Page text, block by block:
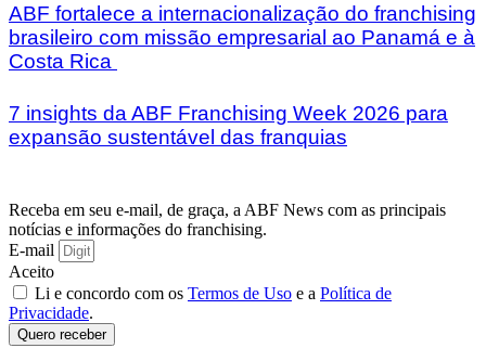
ABF fortalece a internacionalização do franchising
brasileiro com missão empresarial ao Panamá e à
Costa Rica
7 insights da ABF Franchising Week 2026 para
expansão sustentável das franquias
Receba em seu e-mail, de graça, a ABF News com as principais
notícias e informações do franchising.
E-mail
Aceito
Li e concordo com os Termos de Uso e a Política de
Privacidade.
Quero receber